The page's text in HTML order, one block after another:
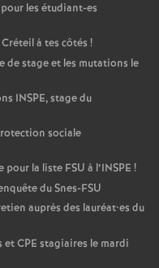
les étudiant-es
à tes côtés !
de stage et les mutations le
INSPE, stage du
sociale
pour la liste FSU à l’INSPE !
du Snes-FSU
auprès des lauréat•es du
etCPE stagiaires le mardi